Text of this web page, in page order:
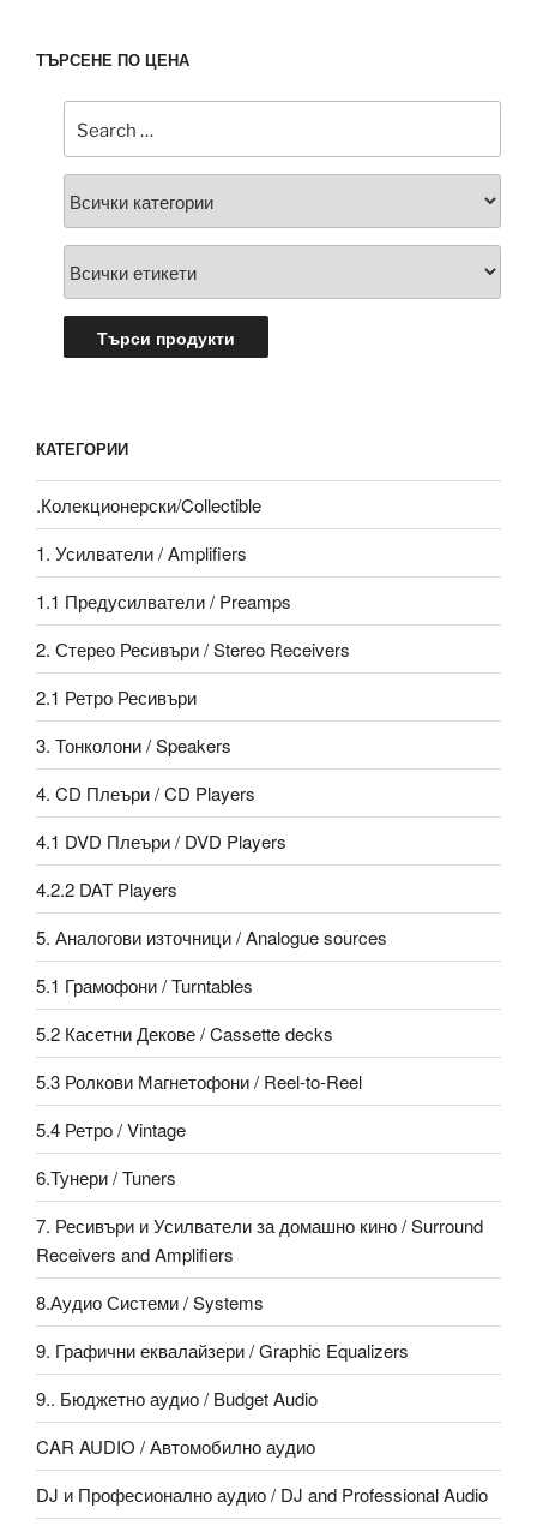
ТЪРСЕНЕ ПО ЦЕНА
КАТЕГОРИИ
.Колекционерски/Collectible
1. Усилватели / Amplifiers
1.1 Предусилватели / Preamps
2. Стерео Ресивъри / Stereo Receivers
2.1 Ретро Ресивъри
3. Тонколони / Speakers
4. CD Плеъри / CD Players
4.1 DVD Плеъри / DVD Players
4.2.2 DAT Players
5. Аналогови източници / Analogue sources
5.1 Грамофони / Turntables
5.2 Касетни Декове / Cassette decks
5.3 Ролкови Магнетофони / Reel-to-Reel
5.4 Ретро / Vintage
6.Тунери / Tuners
7. Ресивъри и Усилватели за домашно кино / Surround
Receivers and Amplifiers
8.Аудио Системи / Systems
9. Графични еквалайзери / Graphic Equalizers
9.. Бюджетно аудио / Budget Audio
CAR AUDIO / Автомобилно аудио
DJ и Професионално аудио / DJ and Professional Audio